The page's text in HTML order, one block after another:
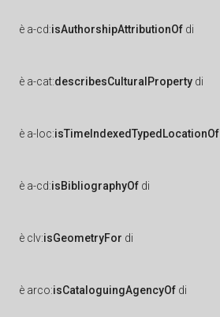
è a-cd:isAuthorshipAttributionOf di
è a-cat:describesCulturalProperty di
è a-loc:isTimeIndexedTypedLocationOf
è a-cd:isBibliographyOf di
è clv:isGeometryFor di
è arco:isCataloguingAgencyOf di